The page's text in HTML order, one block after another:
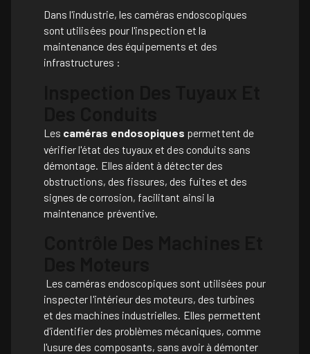
Dans l'industrie, les caméras endoscopiques
sont utilisées pour l'inspection et la
maintenance des équipements et des
infrastructures :
Les caméras endosopiques permettent de
vérifier l'état des tuyaux et des conduits sans
démontage. Elles aident à détecter des
obstructions, des fissures, des fuites et des
signes de corrosion, facilitant ainsi la
maintenance préventive.
Les caméras endoscopiques sont utilisées pour
inspecter l'intérieur des moteurs, des turbines
et des machines industrielles. Elles permettent
d'identifier des problèmes mécaniques, comme
l'usure des composants, sans avoir à démonter